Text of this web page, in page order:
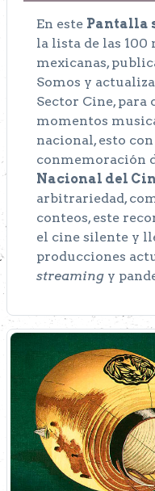
En este Pantalla
la lista de las 100
mexicanas,
Somos y
Sector Cine,
momentos
nacional, esto
conmemoración
Nacional del
arbitrariedad,
conteos, este
el cine silente y
producciones
streaming y